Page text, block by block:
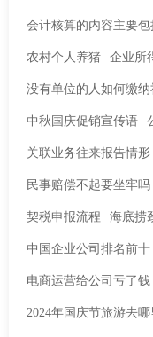
会计核算的内容主要包
农村个人养猪 企业所
没有单位的人如何缴纳
中秋国庆促销宣传语
关联业务往来报告情形
民事赔偿不起要坐牢吗
契税申报流程 海底捞
中国企业公司排名前十
电商运营给公司亏了钱
2024年国庆节旅游去哪